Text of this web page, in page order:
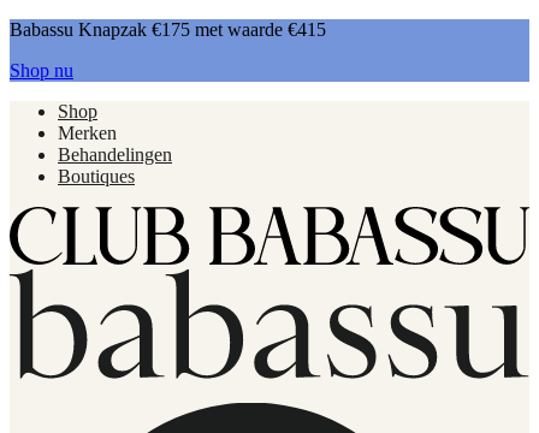
Babassu Knapzak €175 met waarde €415
Shop nu
Shop
Merken
Behandelingen
Boutiques